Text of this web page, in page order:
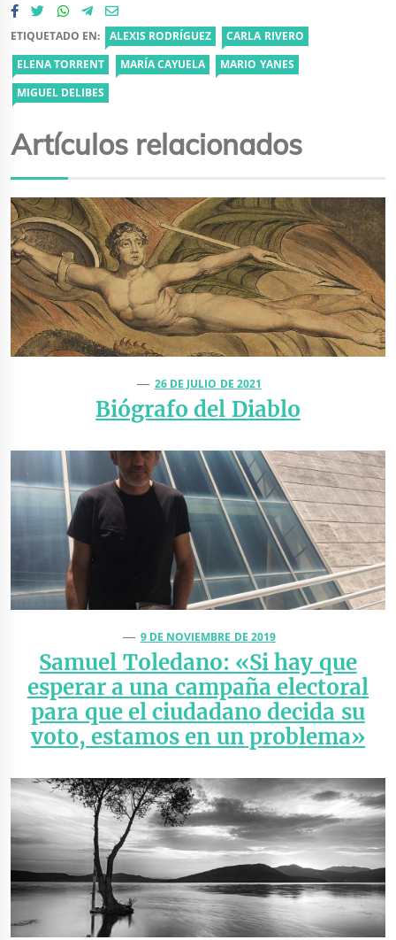
ETIQUETADO EN: ALEXIS RODRÍGUEZ
CARLA RIVERO
ELENA TORRENT
MARÍA CAYUELA
MARIO YANES
MIGUEL DELIBES
Artículos relacionados
26 DE JULIO DE 2021
Biógrafo del Diablo
9 DE NOVIEMBRE DE 2019
Samuel Toledano: «Si hay que
esperar a una campaña electoral
para que el ciudadano decida su
voto, estamos en un problema»